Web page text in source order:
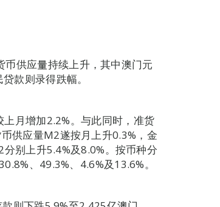
供应量持续上升，其中澳门元
款则录得跌幅。
月增加2.2%。与此同时，准货
供应量M2遂按月上升0.3%，金
别上升5.4%及8.0%。按币种分
、49.3%、4.6%及13.6%。